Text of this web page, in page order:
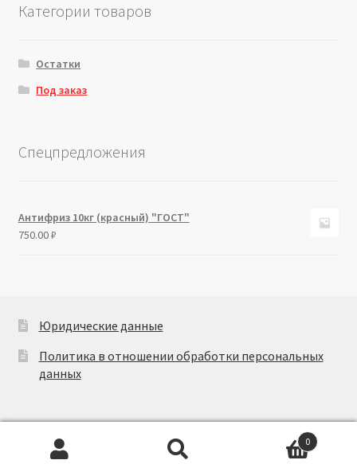
Категории товаров
Остатки
Под заказ
Спецпредложения
Антифриз 10кг (красный) "ГОСТ"
750.00₽
Юридические данные
Политика в отношении обработки персональных
данных
0